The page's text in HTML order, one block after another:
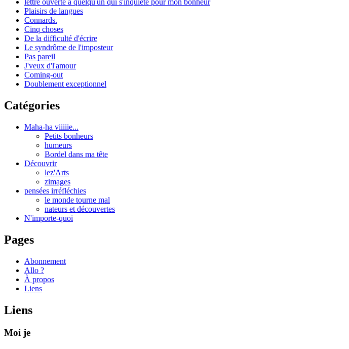
lettre ouverte à quelqu'un qui s'inquiète pour mon bonheur
Plaisirs de langues
Connards.
Cinq choses
De la difficulté d'écrire
Le syndrôme de l'imposteur
Pas pareil
J'veux d'l'amour
Coming-out
Doublement exceptionnel
Catégories
Maha-ha viiiiie...
Petits bonheurs
humeurs
Bordel dans ma tête
Découvrir
lez'Arts
zimages
pensées irréfléchies
le monde tourne mal
nateurs et découvertes
N'importe-quoi
Pages
Abonnement
Allo ?
À propos
Liens
Liens
Moi je